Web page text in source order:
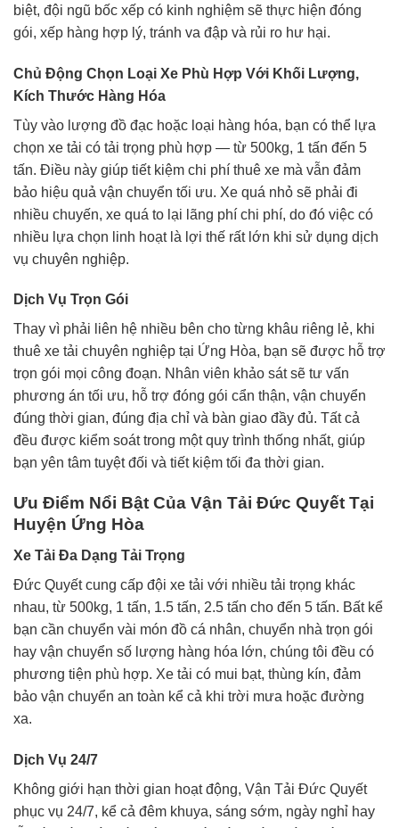
biệt, đội ngũ bốc xếp có kinh nghiệm sẽ thực hiện đóng
gói, xếp hàng hợp lý, tránh va đập và rủi ro hư hại.
Chủ Động Chọn Loại Xe Phù Hợp Với Khối Lượng,
Kích Thước Hàng Hóa
Tùy vào lượng đồ đạc hoặc loại hàng hóa, bạn có thể lựa
chọn xe tải có tải trọng phù hợp — từ 500kg, 1 tấn đến 5
tấn. Điều này giúp tiết kiệm chi phí thuê xe mà vẫn đảm
bảo hiệu quả vận chuyển tối ưu. Xe quá nhỏ sẽ phải đi
nhiều chuyến, xe quá to lại lãng phí chi phí, do đó việc có
nhiều lựa chọn linh hoạt là lợi thế rất lớn khi sử dụng dịch
vụ chuyên nghiệp.
Dịch Vụ Trọn Gói
Thay vì phải liên hệ nhiều bên cho từng khâu riêng lẻ, khi
thuê xe tải chuyên nghiệp tại Ứng Hòa, bạn sẽ được hỗ trợ
trọn gói mọi công đoạn. Nhân viên khảo sát sẽ tư vấn
phương án tối ưu, hỗ trợ đóng gói cẩn thận, vận chuyển
đúng thời gian, đúng địa chỉ và bàn giao đầy đủ. Tất cả
đều được kiểm soát trong một quy trình thống nhất, giúp
bạn yên tâm tuyệt đối và tiết kiệm tối đa thời gian.
Ưu Điểm Nổi Bật Của Vận Tải Đức Quyết Tại
Huyện Ứng Hòa
Xe Tải Đa Dạng Tải Trọng
Đức Quyết cung cấp đội xe tải với nhiều tải trọng khác
nhau, từ 500kg, 1 tấn, 1.5 tấn, 2.5 tấn cho đến 5 tấn. Bất kể
bạn cần chuyển vài món đồ cá nhân, chuyển nhà trọn gói
hay vận chuyển số lượng hàng hóa lớn, chúng tôi đều có
phương tiện phù hợp. Xe tải có mui bạt, thùng kín, đảm
bảo vận chuyển an toàn kể cả khi trời mưa hoặc đường
xa.
Dịch Vụ 24/7
Không giới hạn thời gian hoạt động, Vận Tải Đức Quyết
phục vụ 24/7, kể cả đêm khuya, sáng sớm, ngày nghỉ hay